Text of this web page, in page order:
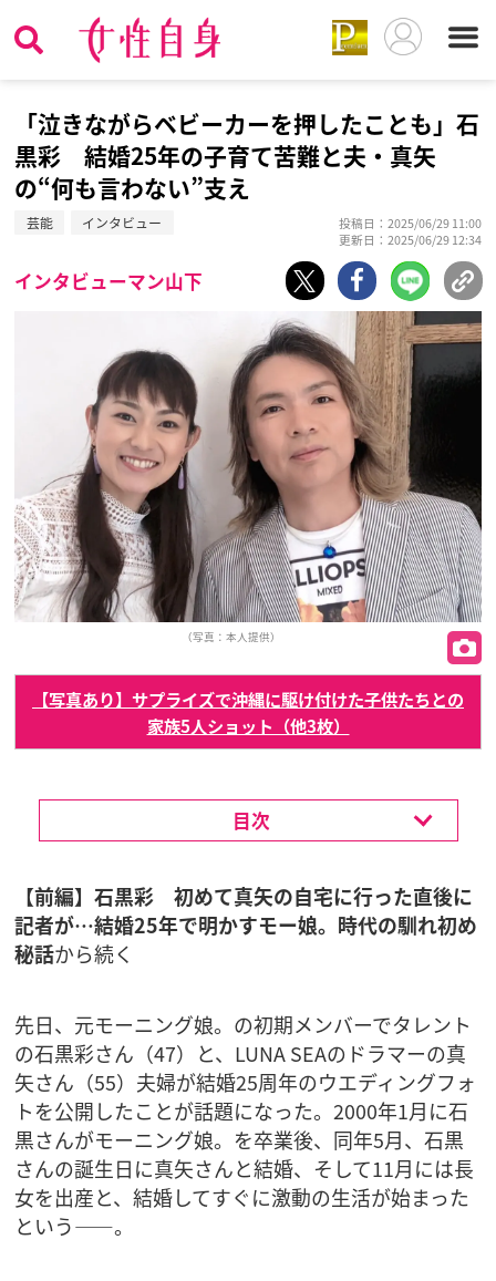
「泣きながらベビーカーを押したことも」石
黒彩 結婚25年の子育て苦難と夫・真矢
の“何も言わない”支え
芸能 インタビュー
投稿日：2025/06/29 11:00
更新日：2025/06/29 12:34
インタビューマン山下
（写真：本人提供）
【写真あり】サプライズで沖縄に駆け付けた子供たちとの
家族5人ショット（他3枚）
目次
【前編】石黒彩 初めて真矢の自宅に行った直後に
記者が…結婚25年で明かすモー娘。時代の馴れ初め
秘話から続く
先日、元モーニング娘。の初期メンバーでタレント
の石黒彩さん（47）と、LUNA SEAのドラマーの真
矢さん（55）夫婦が結婚25周年のウエディングフォ
トを公開したことが話題になった。2000年1月に石
黒さんがモーニング娘。を卒業後、同年5月、石黒
さんの誕生日に真矢さんと結婚、そして11月には長
女を出産と、結婚してすぐに激動の生活が始まった
という――。